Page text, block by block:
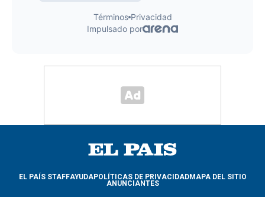
EL PAÍS STAFFAYUDAPOLÍTICAS DE PRIVACIDADMAPA DEL SITIO
ANUNCIANTES